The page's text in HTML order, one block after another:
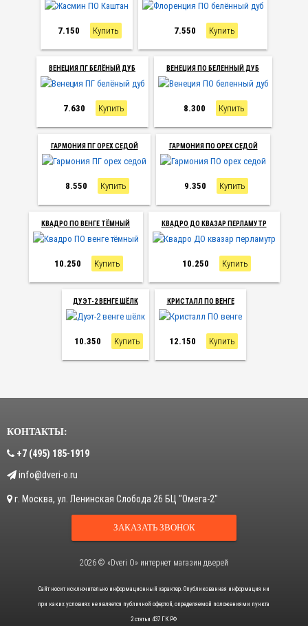
7.150 Купить 7.550 Купить
ВЕНЕЦИЯ ПГ БЕЛЁНЫЙ ДУБ
7.630 Купить
ВЕНЕЦИЯ ПО БЕЛЕННЫЙ ДУБ
8.300 Купить
ГАРМОНИЯ ПГ ОРЕХ СЕДОЙ
8.550 Купить
ГАРМОНИЯ ПО ОРЕХ СЕДОЙ
9.350 Купить
КВАДРО ПО ВЕНГЕ ТЁМНЫЙ
10.250 Купить
КВАДРО ДО КВАЗАР ПЕРЛАМУТР
10.250 Купить
ДУЭТ-2 ВЕНГЕ ШЁЛК
10.350 Купить
КРИСТАЛЛ ПО ВЕНГЕ
12.150 Купить
КОНТАКТЫ:
+7 (495) 185-1919
info@dveri-o.ru
г. Москва, ул. Ленинская Слобода 26 БЦ "Омега-2"
ЗАКАЗАТЬ ЗВОНОК
2026 © «Dveri O» интернет магазин дверей
Сайт носит исключительно информационный характер. Опубликованная информация ни
при каких условиях не является публичной офертой, определяемой положениями пункта
2 статьи 437 ГК РФ